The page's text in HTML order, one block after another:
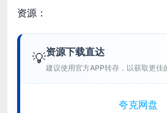
资源：
💡资源下载直达
建议使用官方APP转存，以获取更佳
夸克网盘